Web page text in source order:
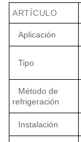
ARTÍCULO
Aplicación
Tipo
Método de
refrigeración
Instalación